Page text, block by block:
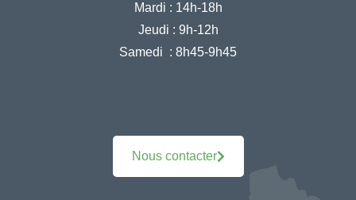
Mardi : 14h-18h
Jeudi : 9h-12h
Samedi : 8h45-9h45
Nous contacter